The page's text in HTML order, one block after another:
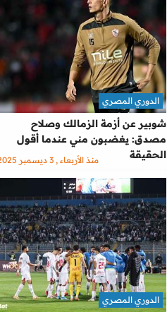
شوبير عن أزمة الزمالك وصلاح
مصدق: يغضبون مني عندما أقول
الحقيقة
الدوري المصري
منذ الأربعاء , 3 ديسمبر 2025
الدوري المصري